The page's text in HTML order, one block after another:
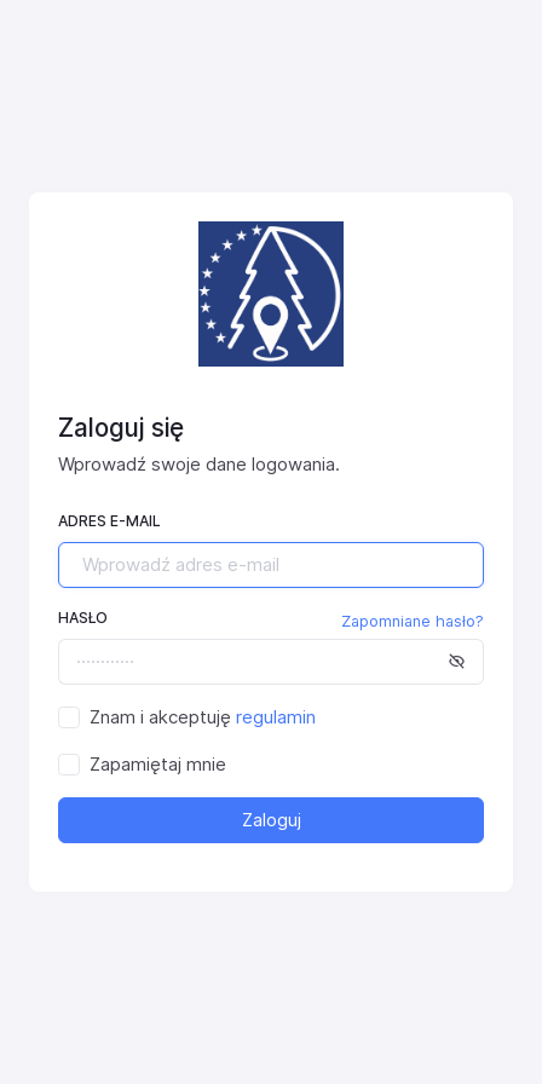
Zaloguj się
Wprowadź swoje dane logowania.
ADRES E-MAIL
HASŁO Zapomniane hasło?
Znam i akceptuję regulamin
Zapamiętaj mnie
Zaloguj